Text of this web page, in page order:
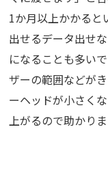
1か月以上かかると
出せるデータ出せ
になることも多い
ザーの範囲などが
ーヘッドが小さく
上がるので助かりま